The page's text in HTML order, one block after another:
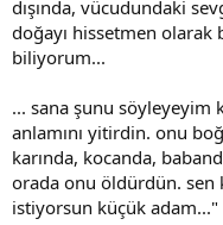
dışında, vücudundaki
doğayı hissetmen
biliyorum...
... sana şunu söyleyeyim
anlamını yitirdin. onu
karında, kocanda,
orada onu öldürdün. sen
istiyorsun küçük adam..."